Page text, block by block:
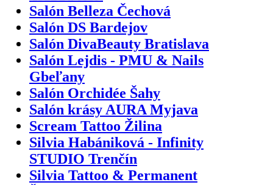
Salón Belleza Čechová
Salón DS Bardejov
Salón DivaBeauty Bratislava
Salón Lejdis - PMU & Nails
Gbeľany
Salón Orchidée Šahy
Salón krásy AURA Myjava
Scream Tattoo Žilina
Silvia Habániková - Infinity
STUDIO Trenčín
Silvia Tattoo & Permanent